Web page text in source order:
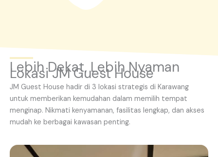
Lebih Dekat, Lebih Nyaman
Lokasi JM Guest House
JM Guest House hadir di 3 lokasi strategis di Karawang
untuk memberikan kemudahan dalam memilih tempat
menginap. Nikmati kenyamanan, fasilitas lengkap, dan akses
mudah ke berbagai kawasan penting.